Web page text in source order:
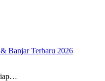
Banjar Terbaru 2026